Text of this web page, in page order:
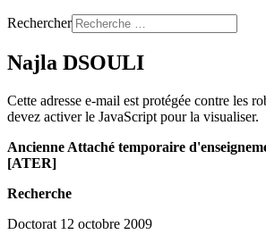
Rechercher
Najla DSOULI
Cette adresse e-mail est protégée contre les
devez activer le JavaScript pour la visualiser.
Ancienne Attaché temporaire
[ATER]
Recherche
Doctorat 12 octobre 2009